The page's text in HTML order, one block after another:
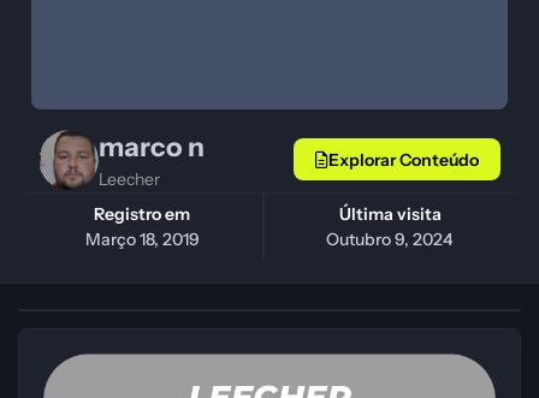
marco n
Leecher
Registro em
Março 18, 2019
Última visita
Outubro 9, 2024
Explorar Conteúdo